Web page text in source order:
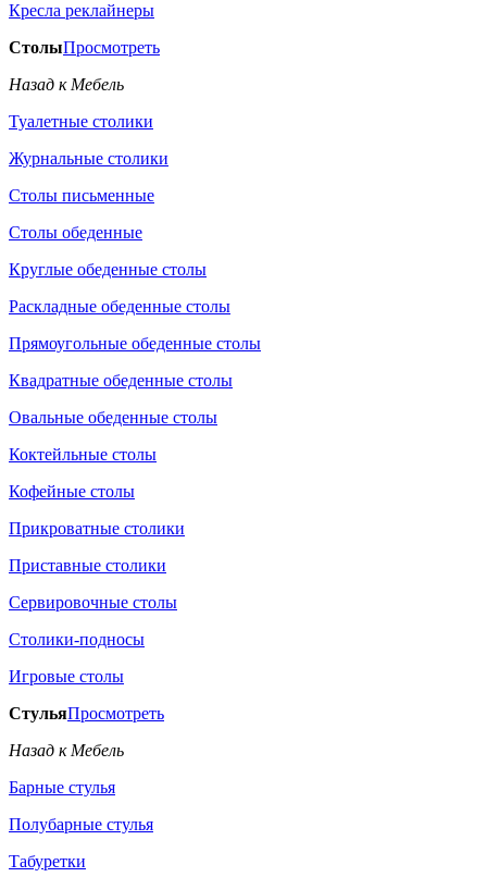
Кресла реклайнеры
СтолыПросмотреть
Назад к Мебель
Туалетные столики
Журнальные столики
Столы письменные
Столы обеденные
Круглые обеденные столы
Раскладные обеденные столы
Прямоугольные обеденные столы
Квадратные обеденные столы
Овальные обеденные столы
Коктейльные столы
Кофейные столы
Прикроватные столики
Приставные столики
Сервировочные столы
Столики-подносы
Игровые столы
СтульяПросмотреть
Назад к Мебель
Барные стулья
Полубарные стулья
Табуретки